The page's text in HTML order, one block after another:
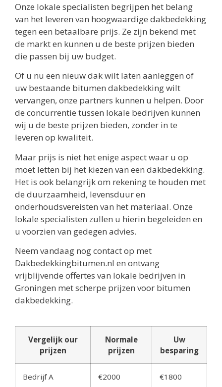
Onze lokale specialisten begrijpen het belang
van het leveren van hoogwaardige dakbedekking
tegen een betaalbare prijs. Ze zijn bekend met
de markt en kunnen u de beste prijzen bieden
die passen bij uw budget.
Of u nu een nieuw dak wilt laten aanleggen of
uw bestaande bitumen dakbedekking wilt
vervangen, onze partners kunnen u helpen. Door
de concurrentie tussen lokale bedrijven kunnen
wij u de beste prijzen bieden, zonder in te
leveren op kwaliteit.
Maar prijs is niet het enige aspect waar u op
moet letten bij het kiezen van een dakbedekking.
Het is ook belangrijk om rekening te houden met
de duurzaamheid, levensduur en
onderhoudsvereisten van het materiaal. Onze
lokale specialisten zullen u hierin begeleiden en
u voorzien van gedegen advies.
Neem vandaag nog contact op met
Dakbedekkingbitumen.nl en ontvang
vrijblijvende offertes van lokale bedrijven in
Groningen met scherpe prijzen voor bitumen
dakbedekking.
Vergelijk our
prijzen
Normale
prijzen
Uw
besparing
Bedrijf A €2000 €1800